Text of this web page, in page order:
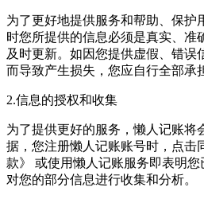
为了更好地提供服务和帮助、保护
时您所提供的信息必须是真实、准
及时更新。如因您提供虚假、错误
而导致产生损失，您应自行全部承
2.信息的授权和收集
为了提供更好的服务，懒人记账将
据，您注册懒人记账账号时，点击
款》 或使用懒人记账服务即表明
对您的部分信息进行收集和分析。